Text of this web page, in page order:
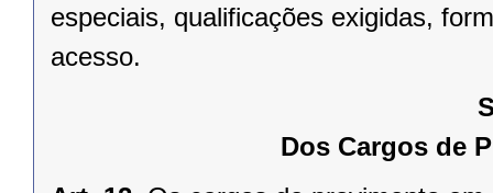
especiais, qualificações exigidas,
acesso.
Dos Cargos de